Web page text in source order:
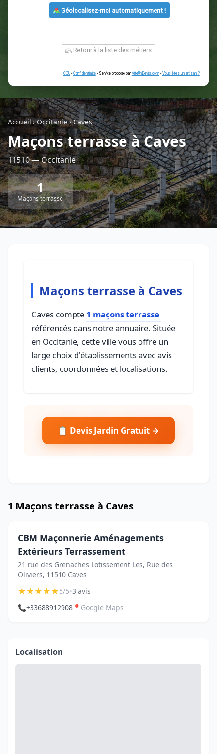
ou
Géolocalisez-moi automatiquement !
Retour à la liste des métiers
CGU - Confidentialité - Service proposé parViteUnDevis.com-Vous
Accueil›Occitanie›Caves
Maçons terrasse à Caves
11510 — Occitanie
1
Maçons terrasse
Maçons terrasse à Caves
Caves compte 1 maçons terrasse
référencés dans notre annuaire. Située
en Occitanie, cette ville vous offre un
large choix d'établissements avec avis
clients, coordonnées et localisations.
📋 Devis Jardin Gratuit →
1 Maçons terrasse à Caves
CBM Maçonnerie Aménagements
Extérieurs Terrassement
21 rue des Grenaches Lotissement Les, Rue des
Oliviers, 11510 Caves
★★★★★5/5•3 avis
📞+33688912908 📍 Google Maps
Localisation